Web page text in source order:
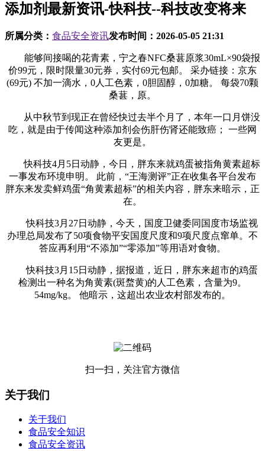
添加剂最新资讯-快科技--科技改变将来
所属分类： 食品安全资讯发布时间： 2026-05-05 21:31
能够间接喝的花青素，宁之春NFC桑葚原浆30mL×90袋报
价99元，限时限量30元券，实付69元包邮。 采办链接：京东
(69元) 不加一滴水，0人工色素，0胆固醇，0加糖。 每袋70颗
桑葚，原。
从中秋节到现正在曾经快过去半个月了，本年一口月饼没
吃，就是由于传闻这种添加剂会伤肝伤肾还能致癌； 一些网
友更是。
快科技4月5日动静，今日，胖东来就鸡蛋被指角黄素超标
一事发布环境申明。 此前，“王海测评”正在收集各平台发布
胖东来发卖鲜鸡蛋“角黄素超标”的相关内容，胖东来暗示，正
在。
快科技3月27日动静，今天，国度卫健委同国度市场监视
办理总局发布了50项食物平安国度尺度和9项尺度点窜单。不
答应再利用“不添加”“零添加”等用语对食物。
快科技3月15日动静，据报道，近日，胖东来超市的鸡蛋
检测出一种名为角黄素(斑蝥黄)的人工色素，含量为9。
54mg/kg。 他暗示，这超出农业农村部发布的。
扫一扫，关注官方微信
关于我们
关于我们
食品安全知识
食品安全资讯